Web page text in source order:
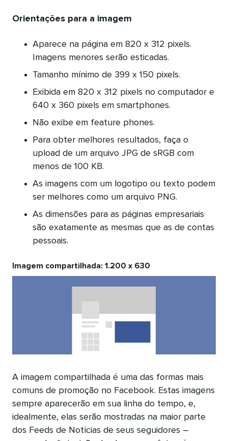
Orientações para a imagem
Aparece na página em 820 x 312 pixels.
Imagens menores serão esticadas.
Tamanho mínimo de 399 x 150 pixels.
Exibida em 820 x 312 pixels no computador e
640 x 360 pixels em smartphones.
Não exibe em feature phones.
Para obter melhores resultados, faça o
upload de um arquivo JPG de sRGB com
menos de 100 KB.
As imagens com um logotipo ou texto podem
ser melhores como um arquivo PNG.
As dimensões para as páginas empresariais
são exatamente as mesmas que as de contas
pessoais.
Imagem compartilhada: 1.200 x 630
A imagem compartilhada é uma das formas mais
comuns de promoção no Facebook. Estas imagens
sempre aparecerão em sua linha do tempo, e,
idealmente, elas serão mostradas na maior parte
dos Feeds de Notícias de seus seguidores –